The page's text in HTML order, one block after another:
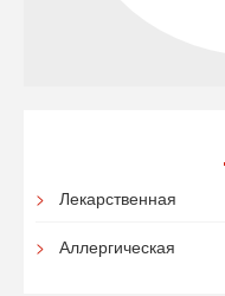
Лекарственная
Аллергическая